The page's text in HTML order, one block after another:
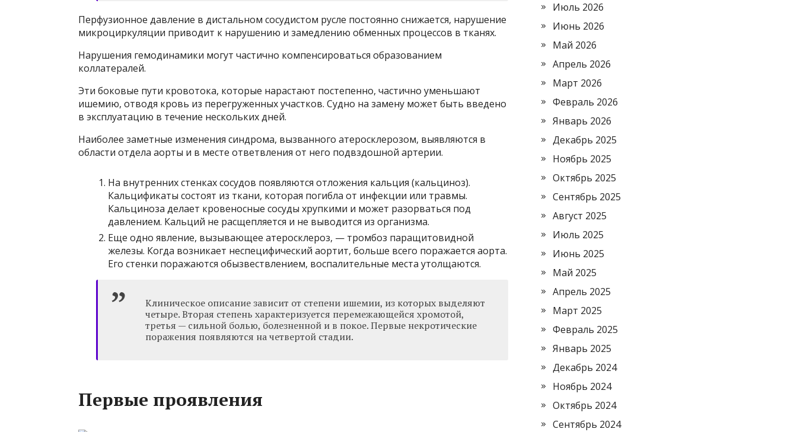
Перфузионное давление в дистальном сосудистом русле постоянно снижается, нарушение
микроциркуляции приводит к нарушению и замедлению обменных процессов в тканях.
Нарушения гемодинамики могут частично компенсироваться образованием
коллатералей.
Эти боковые пути кровотока, которые нарастают постепенно, частично уменьшают
ишемию, отводя кровь из перегруженных участков. Судно на замену может быть введено
в эксплуатацию в течение нескольких дней.
Наиболее заметные изменения синдрома, вызванного атеросклерозом, выявляются в
области отдела аорты и в месте ответвления от него подвздошной артерии.
На внутренних стенках сосудов появляются отложения кальция (кальциноз).
Кальцификаты состоят из ткани, которая погибла от инфекции или травмы.
Кальциноза делает кровеносные сосуды хрупкими и может разорваться под
давлением. Кальций не расщепляется и не выводится из организма.
Еще одно явление, вызывающее атеросклероз, — тромбоз паращитовидной
железы. Когда возникает неспецифический аортит, больше всего поражается аорта.
Его стенки поражаются обызвествлением, воспалительные места утолщаются.
Клиническое описание зависит от степени ишемии, из которых выделяют
четыре. Вторая степень характеризуется перемежающейся хромотой,
третья — сильной болью, болезненной и в покое. Первые некротические
поражения появляются на четвертой стадии.
Первые проявления
Июль 2026
Июнь 2026
Май 2026
Апрель 2026
Март 2026
Февраль 2026
Январь 2026
Декабрь 2025
Ноябрь 2025
Октябрь 2025
Сентябрь 2025
Август 2025
Июль 2025
Июнь 2025
Май 2025
Апрель 2025
Март 2025
Февраль 2025
Январь 2025
Декабрь 2024
Ноябрь 2024
Октябрь 2024
Сентябрь 2024